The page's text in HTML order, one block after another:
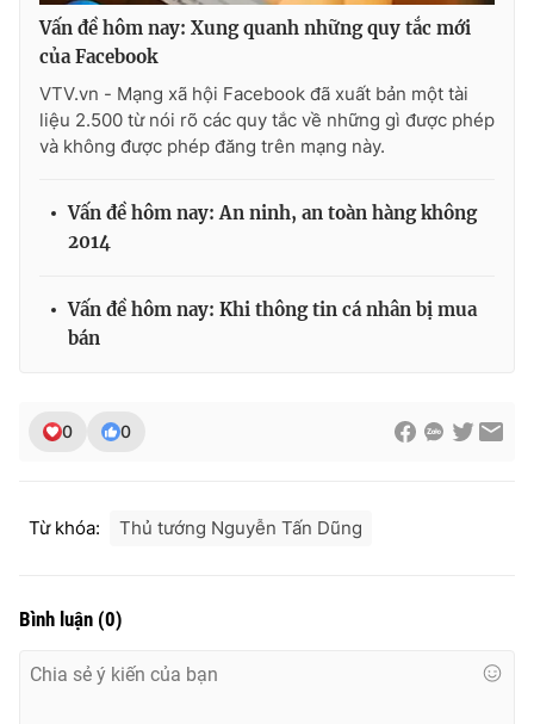
Vấn đề hôm nay: Xung quanh những quy tắc mới
của Facebook
VTV.vn - Mạng xã hội Facebook đã xuất bản một tài
liệu 2.500 từ nói rõ các quy tắc về những gì được phép
và không được phép đăng trên mạng này.
Vấn đề hôm nay: An ninh, an toàn hàng không
2014
Vấn đề hôm nay: Khi thông tin cá nhân bị mua
bán
0 0
Từ khóa: Thủ tướng Nguyễn Tấn Dũng
Bình luận (0)